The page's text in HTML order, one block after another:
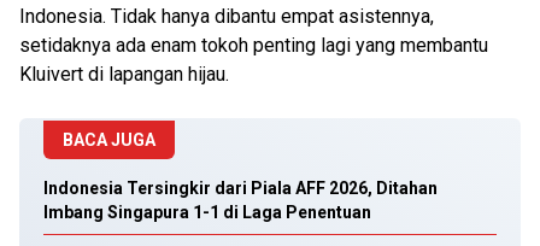
Indonesia. Tidak hanya dibantu empat asistennya,
setidaknya ada enam tokoh penting lagi yang membantu
Kluivert di lapangan hijau.
BACA JUGA
Indonesia Tersingkir dari Piala AFF 2026, Ditahan
Imbang Singapura 1-1 di Laga Penentuan